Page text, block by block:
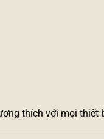
thích với mọi